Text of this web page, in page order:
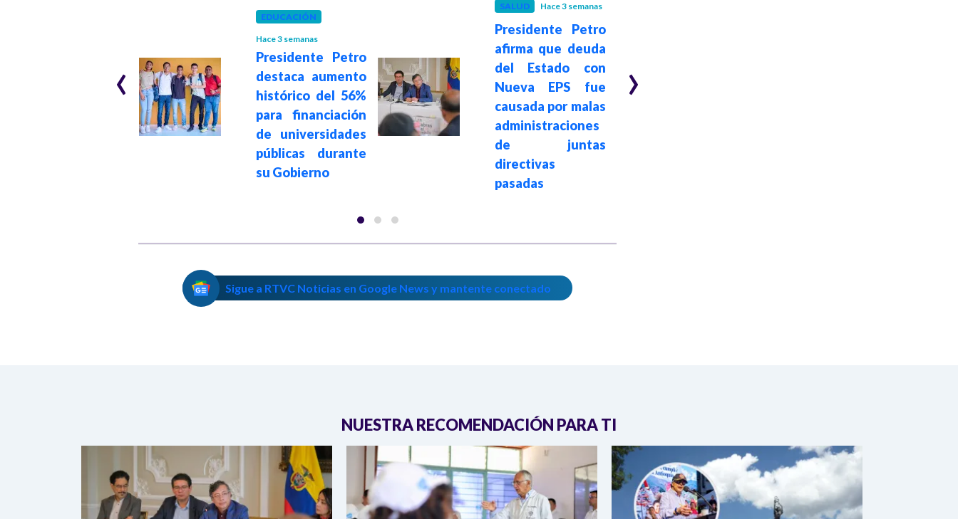
suspende proceso
de empalme hasta
EDUCACIÓN
Hace 3 semanas
Presidente Petro
destaca aumento
histórico del 56%
para financiación
de universidades
públicas durante
su Gobierno
SALUD Hace 3 semanas
Presidente Petro
afirma que deuda
del Estado con
Nueva EPS fue
causada por malas
administraciones
de juntas
directivas
pasadas
‹ ›
Sigue a RTVC Noticias en Google News y mantente conectado
NUESTRA RECOMENDACIÓN PARA TI